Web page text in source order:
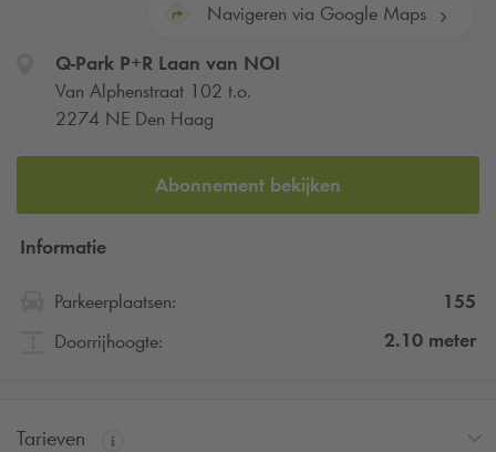
Navigeren via Google Maps
Q-ParkP+R Laan van NOI
Van Alphenstraat 102 t.o.
2274 NE Den Haag
Abonnement bekijken
Informatie
Parkeerplaatsen:
155
Doorrijhoogte:
2.10 meter
Tarieven